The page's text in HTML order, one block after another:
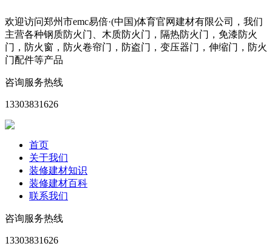
欢迎访问郑州市emc易倍·(中国)体育官网建材有限公司，我们
主营各种钢质防火门、木质防火门，隔热防火门，免漆防火
门，防火窗，防火卷帘门，防盗门，变压器门，伸缩门，防火
门配件等产品
咨询服务热线
13303831626
首页
关于我们
装修建材知识
装修建材百科
联系我们
咨询服务热线
13303831626